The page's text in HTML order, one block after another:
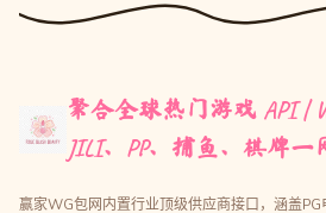
聚合全球热门游戏 API |
JILI、PP、捕鱼、棋牌一
赢家WG包网内置行业顶级供应商接口，涵盖